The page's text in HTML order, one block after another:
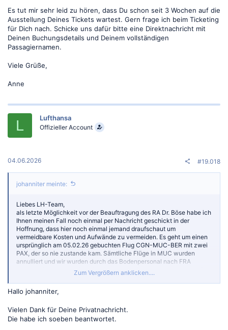
Es tut mir sehr leid zu hören, dass Du schon seit 3 Wochen auf die
Ausstellung Deines Tickets wartest. Gern frage ich beim Ticketing
für Dich nach. Schicke uns dafür bitte eine Direktnachricht mit
Deinen Buchungsdetails und Deinem vollständigen
Passagiernamen.
Viele Grüße,
Anne
L Lufthansa
Offizieller Account
04.06.2026 #19.018
johanniter meinte:
Liebes LH-Team,
als letzte Möglichkeit vor der Beauftragung des RA Dr. Böse habe ich
Ihnen meinen Fall noch einmal per Nachricht geschickt in der
Hoffnung, dass hier noch einmal jemand draufschaut um
vermeidbare Kosten und Aufwände zu vermeiden. Es geht um einen
ursprünglich am 05.02.26 gebuchten Flug CGN-MUC-BER mit zwei
PAX, der so nie zustande kam. Sämtliche Flüge in MUC wurden
annulliert und wir wurden durch das Bodenpersonal nach FRA
umgebucht, mussten dort eine Nacht verbringen um am kommenden
Morgen mit dem ersten Flieger nach CGN zu kommen. Dieser wurde
ebenfalls annulliert. Da es keine weiteren Optionen gab, hat uns das
Bodenpersonal in FRA angeboten mit dem Zug wieder zu unserem
den Ticketpreis mit den Hotelkosten zur Erstattung einreichen sollen.
Gesagt getan - LH übernimmt 250 € pP für die
Zum Vergrößern anklicken....
Hallo johanniter,
Vielen Dank für Deine Privatnachricht.
Die habe ich soeben beantwortet.